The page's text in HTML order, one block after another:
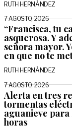
RUTH HERNÁNDEZ
7 AGOSTO, 2026
“Francisca, tu
asquerosa. Y
señora mayor.
en que no te
RUTH HERNÁNDEZ
7 AGOSTO, 2026
Alerta en tres
tormentas
aguanieve
horas